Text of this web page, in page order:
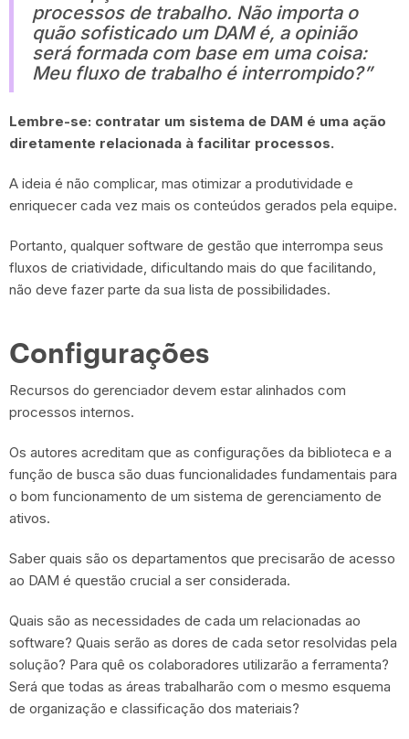
processos de trabalho. Não importa o
quão sofisticado um DAM é, a opinião
será formada com base em uma coisa:
Meu fluxo de trabalho é interrompido?”
Lembre-se: contratar um sistema de DAM é uma ação
diretamente relacionada à facilitar processos.
A ideia é não complicar, mas otimizar a produtividade e
enriquecer cada vez mais os conteúdos gerados pela equipe.
Portanto, qualquer software de gestão que interrompa seus
fluxos de criatividade, dificultando mais do que facilitando,
não deve fazer parte da sua lista de possibilidades.
Configurações
Recursos do gerenciador devem estar alinhados com
processos internos.
Os autores acreditam que as configurações da biblioteca e a
função de busca são duas funcionalidades fundamentais para
o bom funcionamento de um sistema de gerenciamento de
ativos.
Saber quais são os departamentos que precisarão de acesso
ao DAM é questão crucial a ser considerada.
Quais são as necessidades de cada um relacionadas ao
software? Quais serão as dores de cada setor resolvidas pela
solução? Para quê os colaboradores utilizarão a ferramenta?
Será que todas as áreas trabalharão com o mesmo esquema
de organização e classificação dos materiais?